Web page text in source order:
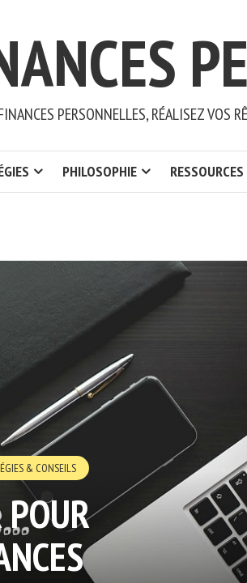
PERSONNELLES, RÉALISEZ VOS
PHILOSOPHIE RESSOURCES
& CONSEILS